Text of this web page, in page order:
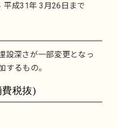
平成31年 3月26日まで
設深さが一部変更となっ
するもの。
税抜)